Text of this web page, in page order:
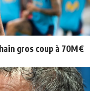
gros coup à 70M€